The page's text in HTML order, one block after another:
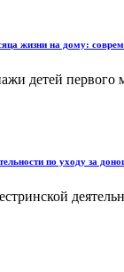
жизни на дому:
первого
по уходу за